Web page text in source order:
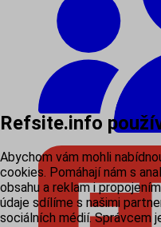
Refsite.info
Abychom vám mohli
cookies. Pomáhají nám s
obsahu a reklam i
údaje sdílíme s našimi
sociálních médií. Správcem